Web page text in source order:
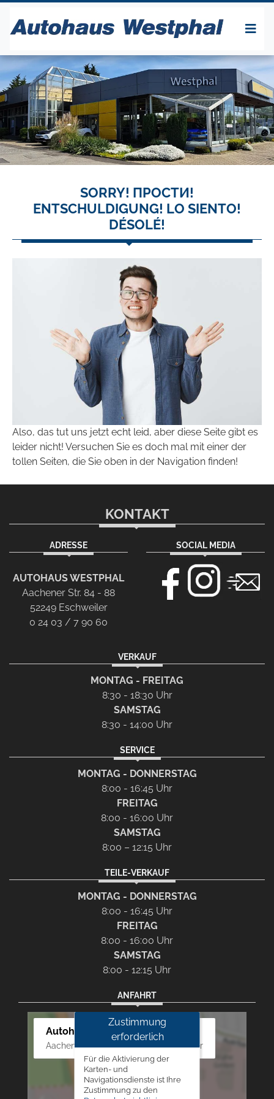
SORRY! ПРОСТИ!
ENTSCHULDIGUNG! LO SIENTO!
DÉSOLÉ!
Also, das tut uns jetzt echt leid, aber diese Seite gibt es
leider nicht! Versuchen Sie es doch mal mit einer der
tollen Seiten, die Sie oben in der Navigation finden!
KONTAKT
ADRESSE
AUTOHAUS WESTPHAL
Aachener Str. 84 - 88
52249 Eschweiler
0 24 03 / 7 90 60
SOCIAL MEDIA
VERKAUF
MONTAG - FREITAG
8:30 - 18:30 Uhr
SAMSTAG
8:30 - 14:00 Uhr
SERVICE
MONTAG - DONNERSTAG
8:00 - 16:45 Uhr
FREITAG
8:00 - 16:00 Uhr
SAMSTAG
8:00 – 12:15 Uhr
TEILE-VERKAUF
MONTAG - DONNERSTAG
8:00 - 16:45 Uhr
FREITAG
8:00 - 16:00 Uhr
SAMSTAG
8:00 - 12:15 Uhr
ANFAHRT
Autohaus Westphal
Aachener Str. 84 - 88, 52249 Eschweiler
Zustimmung
erforderlich
Für die Aktivierung der
Karten- und
Navigationsdienste ist Ihre
Zustimmung zu den